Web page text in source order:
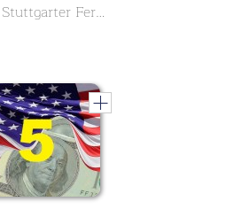
Der Stuttgarter Fernsehturm, erfahre alles Wichtige über seine Geschichte. Der erste deutsche Fernsehturm.